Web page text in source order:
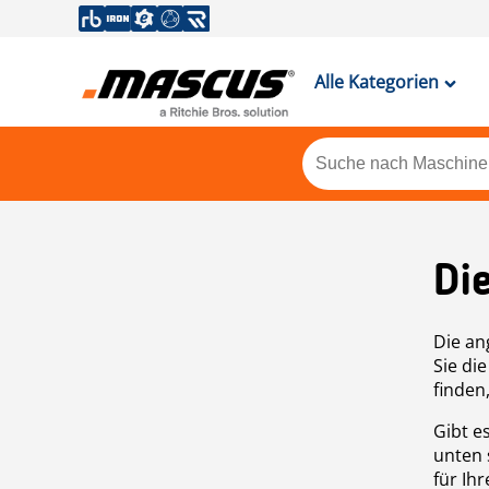
Alle Kategorien
Die
Sie
Gibt
unten
für